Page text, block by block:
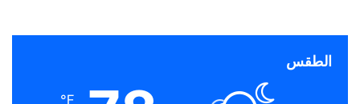
الطقس
℉